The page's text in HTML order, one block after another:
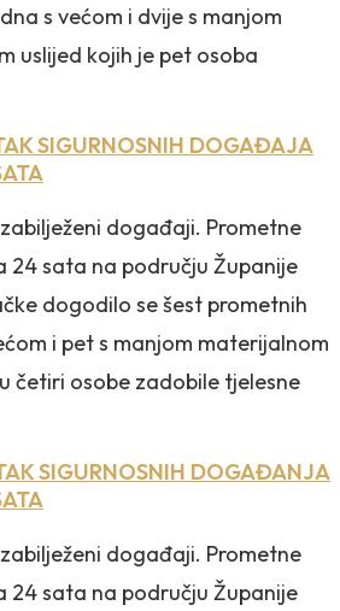
s većom i dvije s manjom
uslijed kojih je pet osoba
SIGURNOSNIH DOGAĐAJA
događaji. Prometne
24 sata na području Županije
dogodilo se šest prometnih
i pet s manjom materijalnom
četiri osobe zadobile tjelesne
SIGURNOSNIH DOGAĐANJA
događaji. Prometne
24 sata na području Županije